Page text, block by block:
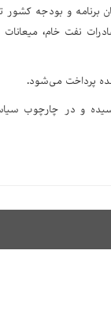
و بودجه کشور
نفت خام،
پرداخت می‌شود.
1405 به تأیید رئیس‌جمهور